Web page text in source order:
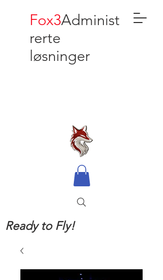
Fox3Administ
rerte
løsninger
Ready to Fly!